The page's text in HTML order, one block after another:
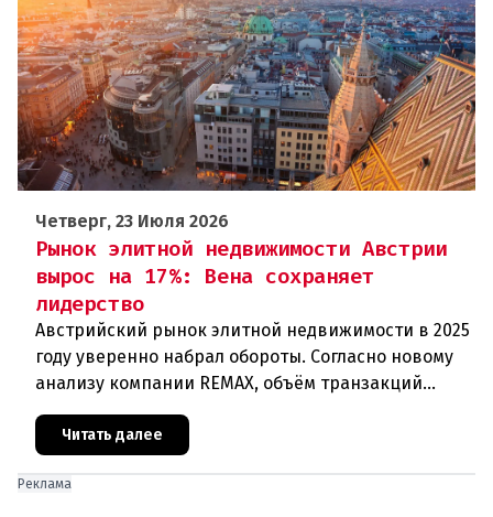
Четверг, 23 Июля 2026
Рынок элитной недвижимости Австрии
вырос на 17%: Вена сохраняет
лидерство
Австрийский рынок элитной недвижимости в 2025
году уверенно набрал обороты. Согласно новому
анализу компании REMAX, объём транзакций
достиг 3,36 миллиарда евро, что на 17,1% больше,
чем годом ранее. О
Читать далее
Реклама